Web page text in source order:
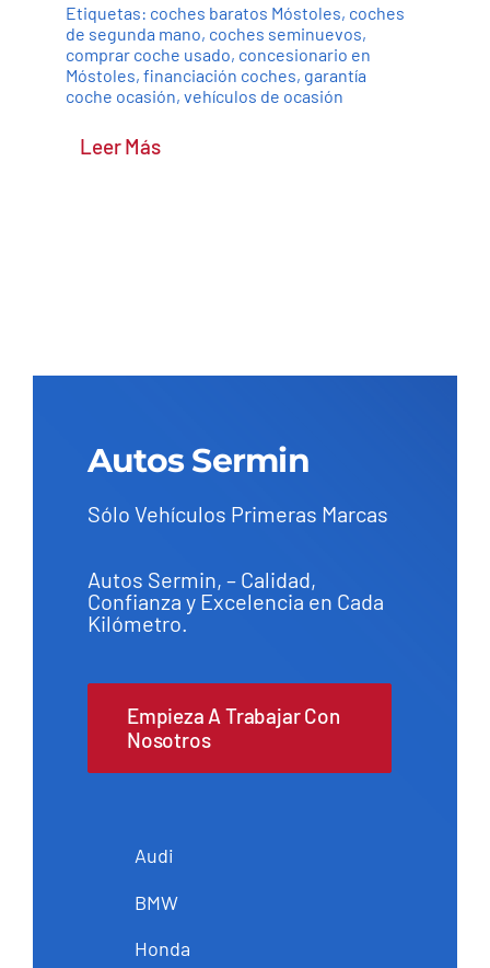
Etiquetas: coches baratos Móstoles, coches
de segunda mano, coches seminuevos,
comprar coche usado, concesionario en
Móstoles, financiación coches, garantía
coche ocasión, vehículos de ocasión
Leer Más
Autos Sermin
Sólo Vehículos Primeras Marcas
Autos Sermin, – Calidad,
Confianza y Excelencia en Cada
Kilómetro.
Empieza A Trabajar Con
Nosotros
Audi
BMW
Honda